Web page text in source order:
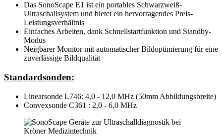
Das SonoScape E1 ist ein portables Schwarzweiß-
Ultraschallsystem und bietet ein hervorragendes Preis-
Leistungsverhältnis
Einfaches Arbeiten, dank Schnellstartfunktion und Standby-
Modus
Neigbarer Monitor mit automatischer Bildoptimierung für eine
zuverlässige Bildqualität
Standardsonden:
Linearsonde L746: 4,0 - 12,0 MHz (50mm Abbildungsbreite)
Convexsonde C361 : 2,0 - 6,0 MHz